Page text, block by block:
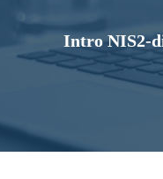
Intro NIS2-